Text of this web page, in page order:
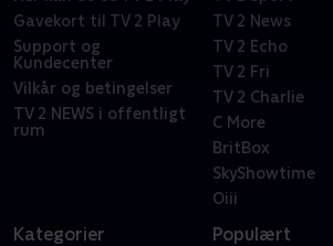
Gavekort til TV 2 Play
Support og
Kundecenter
Vilkår og betingelser
TV 2 NEWS i offentligt
rum
TV 2 News
TV 2 Echo
TV 2 Fri
TV 2 Charlie
C More
BritBox
SkyShowtime
Oiii
Kategorier Populært